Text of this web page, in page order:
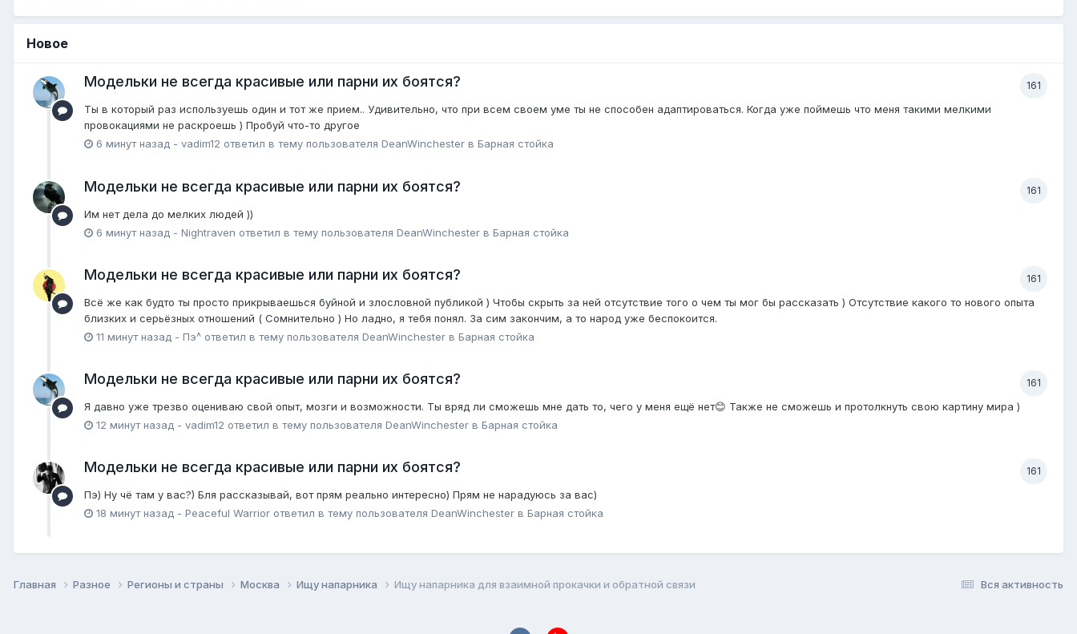
Новое
161
Модельки не всегда красивые или парни их боятся?
Ты в который раз используешь один и тот же прием.. Удивительно, что при всем своем уме ты не способен адаптироваться. Когда уже поймешь что меня такими мелкими
провокациями не раскроешь ) Пробуй что-то другое
6 минут назад - vadim12 ответил в тему пользователя DeanWinchester в Барная стойка
161
Модельки не всегда красивые или парни их боятся?
Им нет дела до мелких людей ))
6 минут назад - Nightraven ответил в тему пользователя DeanWinchester в Барная стойка
161
Модельки не всегда красивые или парни их боятся?
Всё же как будто ты просто прикрываешься буйной и злословной публикой ) Чтобы скрыть за ней отсутствие того о чем ты мог бы рассказать ) Отсутствие какого то нового опыта
близких и серьёзных отношений ( Сомнительно ) Но ладно, я тебя понял. За сим закончим, а то народ уже беспокоится.
11 минут назад - Пэ^ ответил в тему пользователя DeanWinchester в Барная стойка
161
Модельки не всегда красивые или парни их боятся?
Я давно уже трезво оцениваю свой опыт, мозги и возможности. Ты вряд ли сможешь мне дать то, чего у меня ещё нет😊 Также не сможешь и протолкнуть свою картину мира )
12 минут назад - vadim12 ответил в тему пользователя DeanWinchester в Барная стойка
161
Модельки не всегда красивые или парни их боятся?
Пэ) Ну чё там у вас?) Бля рассказывай, вот прям реально интересно) Прям не нарадуюсь за вас)
18 минут назад - Peaceful Warrior ответил в тему пользователя DeanWinchester в Барная стойка
Вся активность
Главная Разное Регионы и страны Москва Ищу напарника Ищу напарника для взаимной прокачки и обратной связи